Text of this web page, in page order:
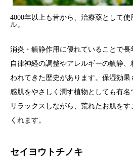
4000年以上も昔から、治療薬として
ル。
消炎・鎮静作用に優れていることで長
自律神経の調整やアレルギーの鎮静
われてきた歴史があります。保湿効
感肌をやさしく潤す植物としても有名
リラックスしながら、荒れたお肌を
くれます。
セイヨウトチノキ